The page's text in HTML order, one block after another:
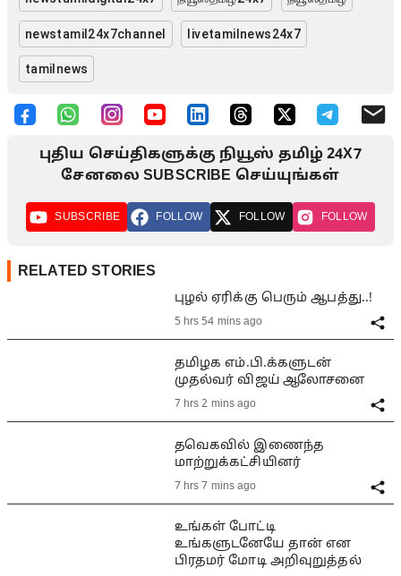
newstamil24x7channel livetamilnews24x7
tamilnews
புதிய செய்திகளுக்கு நியூஸ் தமிழ் 24X7
சேனலை SUBSCRIBE செய்யுங்கள்
SUBSCRIBE FOLLOW FOLLOW FOLLOW
RELATED STORIES
புழல் ஏரிக்கு பெரும் ஆபத்து..!
5 hrs 54 mins ago
தமிழக எம்.பி.க்களுடன்
முதல்வர் விஜய் ஆலோசனை
7 hrs 2 mins ago
தவெகவில் இணைந்த
மாற்றுக்கட்சியினர்
7 hrs 7 mins ago
உங்கள் போட்டி
உங்களுடனேயே தான் என
பிரதமர் மோடி அறிவுறுத்தல்